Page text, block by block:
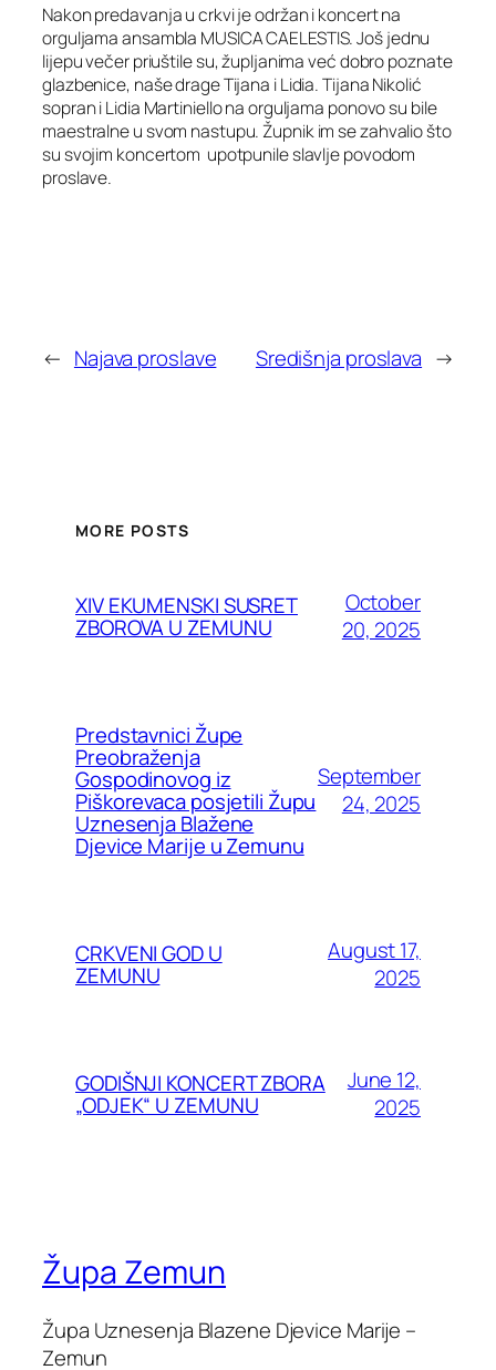
Nakon predavanja u crkvi je održan i koncert na
orguljama ansambla MUSICA CAELESTIS. Još jednu
lijepu večer priuštile su, župljanima već dobro poznate
glazbenice, naše drage Tijana i Lidia. Tijana Nikolić
sopran i Lidia Martiniello na orguljama ponovo su bile
maestralne u svom nastupu. Župnik im se zahvalio što
su svojim koncertom upotpunile slavlje povodom
proslave.
← Najava proslave Središnja proslava →
MORE POSTS
XIV EKUMENSKI SUSRET
ZBOROVA U ZEMUNU
October
20, 2025
Predstavnici Župe
Preobraženja
Gospodinovog iz
Piškorevaca posjetili Župu
Uznesenja Blažene
Djevice Marije u Zemunu
September
24, 2025
CRKVENI GOD U
ZEMUNU
August 17,
2025
GODIŠNJI KONCERT ZBORA
„ODJEK“ U ZEMUNU
June 12,
2025
Župa Zemun
Župa Uznesenja Blazene Djevice Marije –
Zemun